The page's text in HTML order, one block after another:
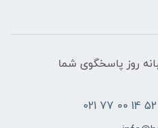
۲۴ ساعت شبانه‌ روز پاسخگوی شما